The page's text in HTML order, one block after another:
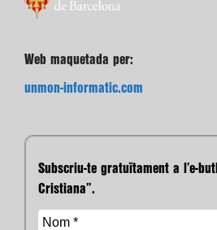
Web maquetada per:
unmon-informatic.com
Subscriu-te gratuïtament a l’e-
Cristiana”.